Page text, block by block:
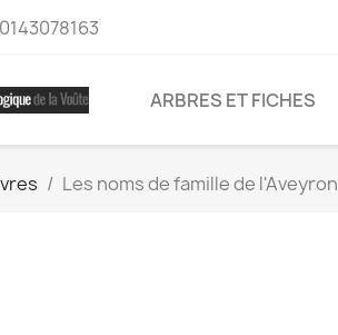
0143078163
ARBRES ET FICHES
Les noms de famille de l'Aveyron